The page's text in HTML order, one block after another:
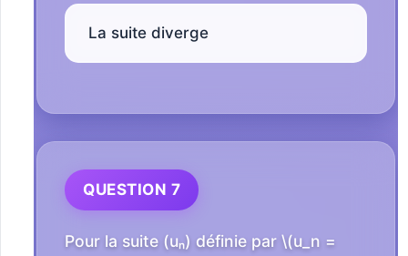
La suite diverge
QUESTION 7
Pour la suite (uₙ) définie par \(u_n =